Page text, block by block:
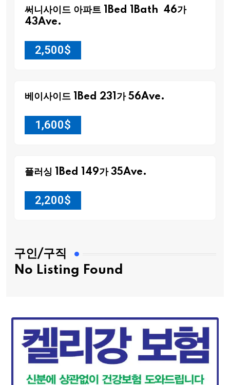
써니사이드 아파트 1Bed 1Bath 46가
43Ave.
2,500$
베이사이드 1Bed 231가 56Ave.
1,600$
플러싱 1Bed 149가 35Ave.
2,200$
구인/구직
No Listing Found